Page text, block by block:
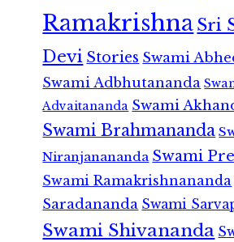
RamakrishnaSri
Devi Stories Swami
Swami Adbhutananda
Advaitananda Swami
Swami Brahmananda
Niranjanananda Swami
Swami Ramakrishnananda
Saradananda Swami
Swami Shivananda